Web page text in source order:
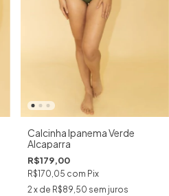
Calcinha Ipanema Verde
Alcaparra
R$179,00
R$170,05 com Pix
2x de R$89,50 sem juros